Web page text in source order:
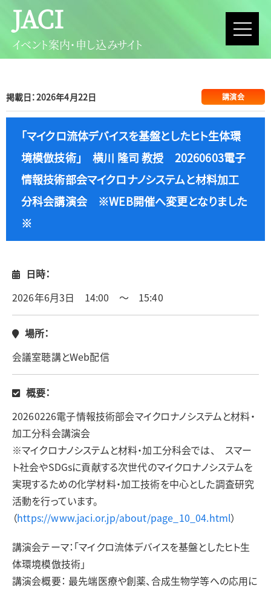
JACI
イベント案内・申し込みサイト
掲載日：2026年4月22日 講演会
「マイクロ流体デバイスを基盤としたヒト生体環
境模倣技術」 横川 隆司 教授 20260603電子
情報技術部会マイクロナノシステムと材料加工
分科会講演会 ※WEB開催へ変更となりました
※
日時：
2026年6月3日 14:00 ～ 15:40
場所：
会議室聴講とWeb配信
概要：
20260226電子情報技術部会マイクロナノシステムと材料・
加工分科会講演会
※マイクロナノシステムと材料・加工分科会では、 スマー
ト社会やSDGsに貢献する次世代のマイクロナノシステムを
実現するための化学材料・加工技術を中心とした調査研究
活動を行っています。
（https://www.jaci.or.jp/about/page_10_04.html）
講演会テーマ：「マイクロ流体デバイスを基盤としたヒト生
体環境模倣技術」
講演会概要： 最先端医療や創薬、合成生物学等への応用に